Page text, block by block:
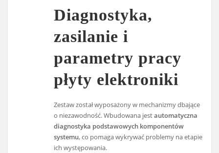
Diagnostyka,
zasilanie i
parametry pracy
płyty elektroniki
Zestaw został wyposażony w mechanizmy dbające
o niezawodność. Wbudowana jestautomatyczna
diagnostyka podstawowych komponentów
systemu, co pomaga wykrywać problemy na etapie
ich występowania.